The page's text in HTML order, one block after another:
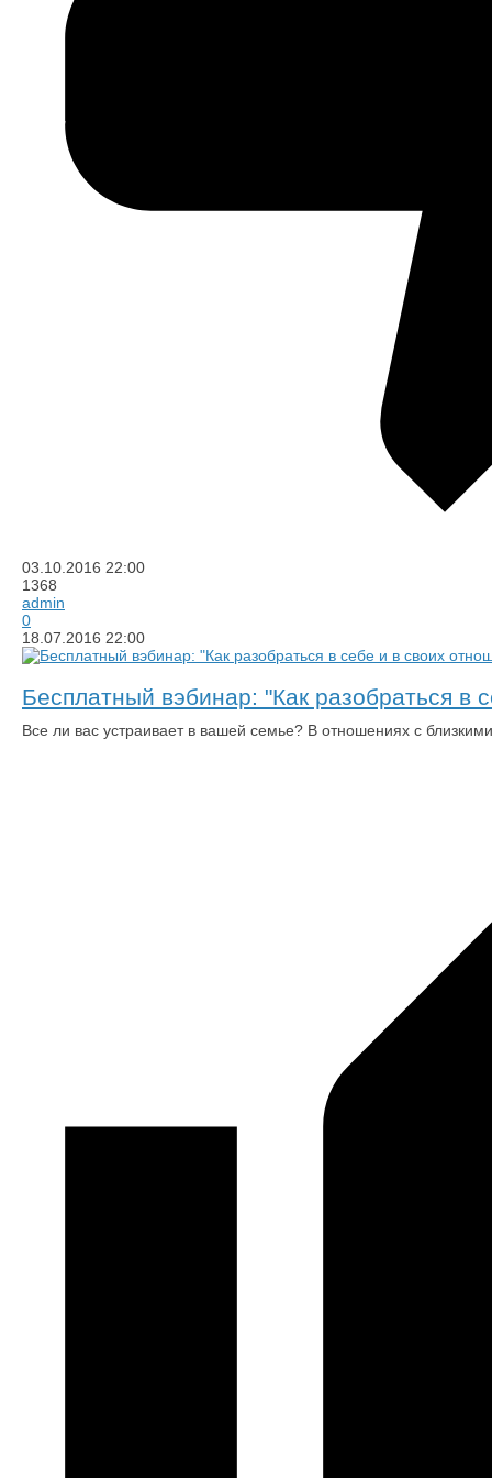
03.10.2016 22:00
1368
admin
0
18.07.2016 22:00
Бесплатный вэбинар: "Как разобраться в
Все ли вас устраивает в вашей семье? В отношениях с